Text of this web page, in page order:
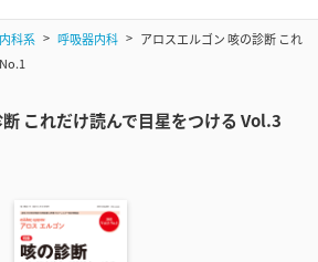
科系 呼吸器内科
アロスエルゴン 咳の診断 これ
これだけ読んで目星をつける Vol.3